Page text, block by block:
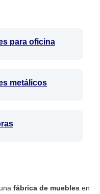
para oficina
metálicos
fábrica de muebles en